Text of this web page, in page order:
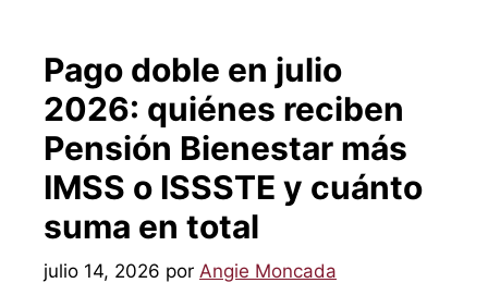
Pago doble en julio
2026: quiénes reciben
Pensión Bienestar más
IMSS o ISSSTE y cuánto
suma en total
julio 14, 2026 por Angie Moncada